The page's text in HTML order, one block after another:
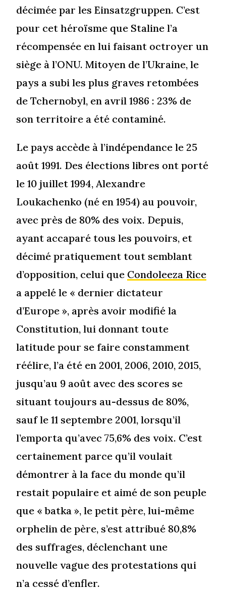
décimée par les Einsatzgruppen. C’est
pour cet héroïsme que Staline l’a
récompensée en lui faisant octroyer un
siège à l’ONU. Mitoyen de l’Ukraine, le
pays a subi les plus graves retombées
de Tchernobyl, en avril 1986 : 23% de
son territoire a été contaminé.
Le pays accède à l’indépendance le 25
août 1991. Des élections libres ont porté
le 10 juillet 1994, Alexandre
Loukachenko (né en 1954) au pouvoir,
avec près de 80% des voix. Depuis,
ayant accaparé tous les pouvoirs, et
décimé pratiquement tout semblant
d’opposition, celui que Condoleeza Rice
a appelé le « dernier dictateur
d’Europe », après avoir modifié la
Constitution, lui donnant toute
latitude pour se faire constamment
réélire, l’a été en 2001, 2006, 2010, 2015,
jusqu’au 9 août avec des scores se
situant toujours au-dessus de 80%,
sauf le 11 septembre 2001, lorsqu’il
l’emporta qu’avec 75,6% des voix. C’est
certainement parce qu’il voulait
démontrer à la face du monde qu’il
restait populaire et aimé de son peuple
que « batka », le petit père, lui-même
orphelin de père, s’est attribué 80,8%
des suffrages, déclenchant une
nouvelle vague des protestations qui
n’a cessé d’enfler.